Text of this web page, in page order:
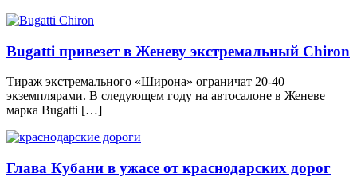
Bugatti привезет в Женеву экстремальный Chiron
Тираж экстремального «Широна» ограничат 20-40
экземплярами. В следующем году на автосалоне в Женеве
марка Bugatti […]
Глава Кубани в ужасе от краснодарских дорог